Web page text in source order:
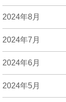
2024年8月
2024年7月
2024年6月
2024年5月